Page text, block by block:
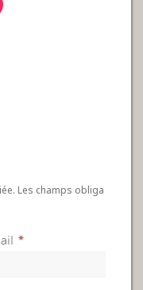
Les champs obliga
*